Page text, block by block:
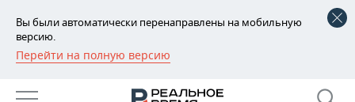
Вы были автоматически перенаправлены на мобильную
версию.
Перейти на полную версию
РЕГИОНЫ
БАШКОРТОСТАН
НОВОСТИ